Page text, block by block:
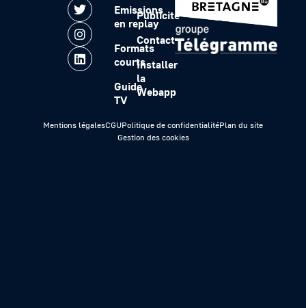
Emissions
en replay
Formats
courts
Guide
TV
Publicité
Contact
Installer
la
Webapp
Mentions légalesCGUPolitique de confidentialitéPlan du site
Gestion des cookies